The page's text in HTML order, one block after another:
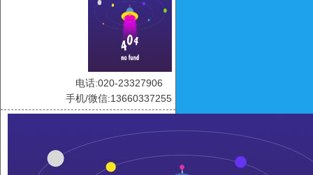
电话:020-23327906
手机/微信:13660337255